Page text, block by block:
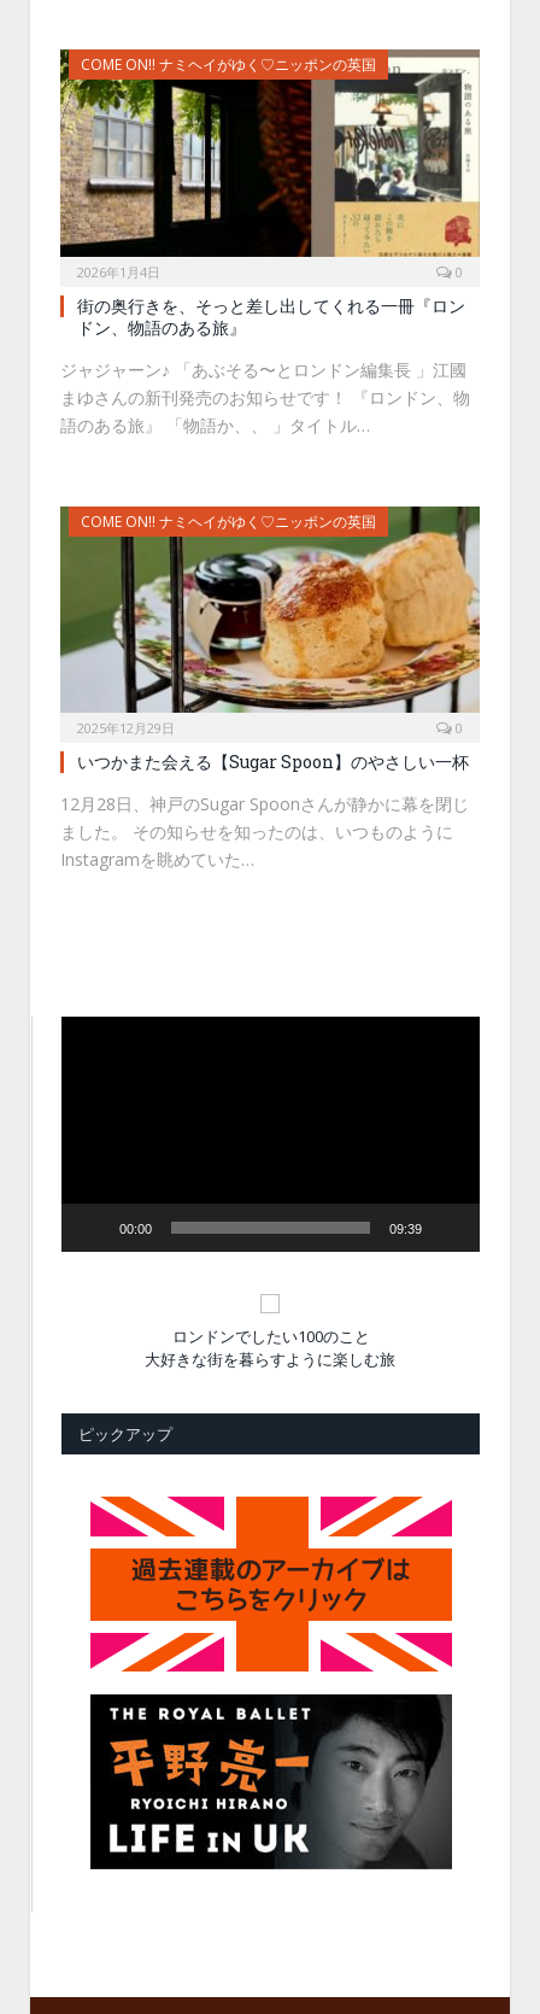
COME ON!! ナミヘイがゆく♡ニッポンの英国
2026年1月4日 0
街の奥行きを、そっと差し出してくれる一冊『ロン
ドン、物語のある旅』
ジャジャーン♪ 「あぶそる〜とロンドン編集長 」江國
まゆさんの新刊発売のお知らせです！ 『ロンドン、物
語のある旅』 「物語か、、 」タイトル…
COME ON!! ナミヘイがゆく♡ニッポンの英国
2025年12月29日 0
いつかまた会える【Sugar Spoon】のやさしい一杯
12月28日、神戸のSugar Spoonさんが静かに幕を閉じ
ました。 その知らせを知ったのは、いつものように
Instagramを眺めていた…
00:00 09:39
ロンドンでしたい100のこと
大好きな街を暮らすように楽しむ旅
ピックアップ